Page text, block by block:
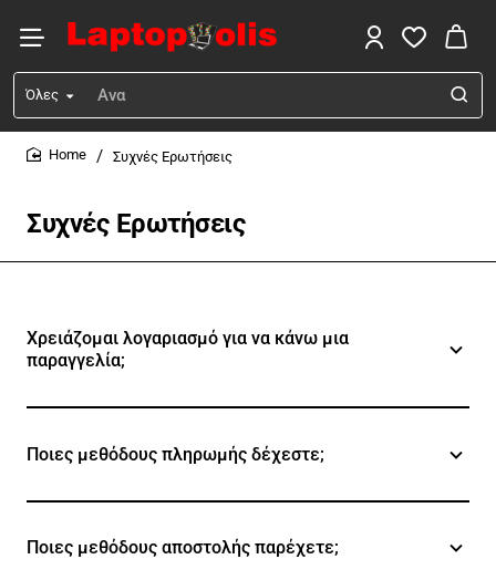
Όλες
Αναζήτηση
...
Συχνές Ερωτήσεις
Συχνές Ερωτήσεις
Χρειάζομαι λογαριασμό για να κάνω μια
παραγγελία;
Ποιες μεθόδους πληρωμής δέχεστε;
Ποιες μεθόδους αποστολής παρέχετε;